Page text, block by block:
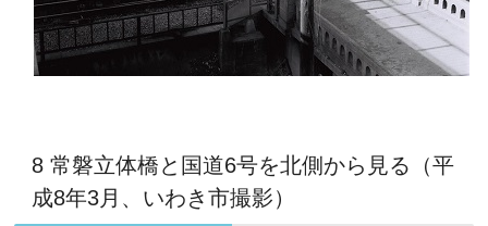
8 常磐立体橋と国道6号を北側から見る（平
成8年3月、いわき市撮影）